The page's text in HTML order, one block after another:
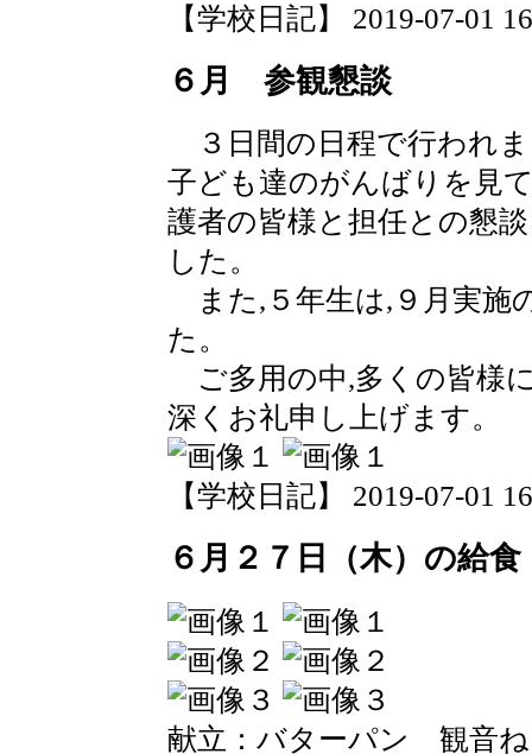
【学校日記】 2019-07-01
６月 参観懇談
３日間の日程で行われ
子ども達のがんばりを見
護者の皆様と担任との懇
した。
また,５年生は,９月実施
た。
ご多用の中,多くの皆様
深くお礼申し上げます。
【学校日記】 2019-07-01
６月２７日（木）の給食
献立：バターパン 観音